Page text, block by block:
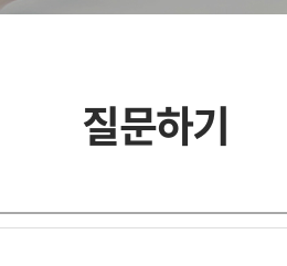
질문하기